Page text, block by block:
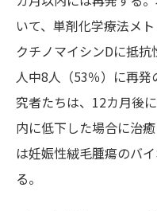
いて、単剤化学療法メ
クチノマイシンDに抵
人中8人（53％）に再
究者たちは、12カ月後
内に低下した場合に治
は妊娠性絨毛腫瘍のバ
る。